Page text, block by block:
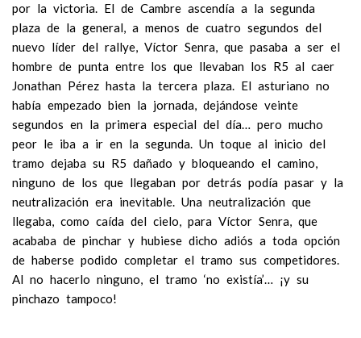
por la victoria. El de Cambre ascendía a la segunda
plaza de la general, a menos de cuatro segundos del
nuevo líder del rallye, Víctor Senra, que pasaba a ser el
hombre de punta entre los que llevaban los R5 al caer
Jonathan Pérez hasta la tercera plaza. El asturiano no
había empezado bien la jornada, dejándose veinte
segundos en la primera especial del día… pero mucho
peor le iba a ir en la segunda. Un toque al inicio del
tramo dejaba su R5 dañado y bloqueando el camino,
ninguno de los que llegaban por detrás podía pasar y la
neutralización era inevitable. Una neutralización que
llegaba, como caída del cielo, para Víctor Senra, que
acababa de pinchar y hubiese dicho adiós a toda opción
de haberse podido completar el tramo sus competidores.
Al no hacerlo ninguno, el tramo ‘no existía’… ¡y su
pinchazo tampoco!